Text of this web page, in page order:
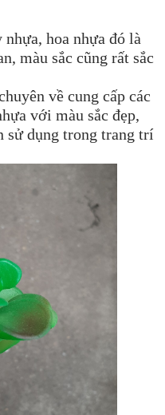
hoa nhựa đó là
màu sắc cũng rất sắc
về cung cấp các
với màu sắc đẹp,
sử dụng trong trang trí